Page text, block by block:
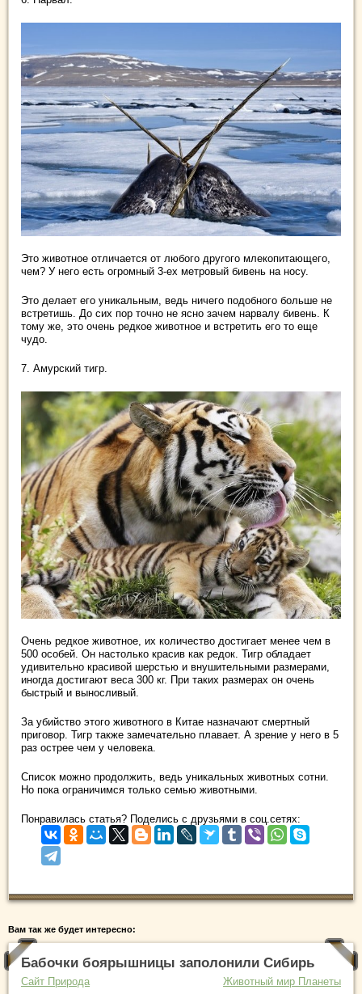
Это животное отличается от любого другого млекопитающего,
чем? У него есть огромный 3-ех метровый бивень на носу.
Это делает его уникальным, ведь ничего подобного больше не
встретишь. До сих пор точно не ясно зачем нарвалу бивень. К
тому же, это очень редкое животное и встретить его то еще
чудо.
7. Амурский тигр.
Очень редкое животное, их количество достигает менее чем в
500 особей. Он настолько красив как редок. Тигр обладает
удивительно красивой шерстью и внушительными размерами,
иногда достигают веса 300 кг. При таких размерах он очень
быстрый и выносливый.
За убийство этого животного в Китае назначают смертный
приговор. Тигр также замечательно плавает. А зрение у него в 5
раз острее чем у человека.
Список можно продолжить, ведь уникальных животных сотни.
Но пока ограничимся только семью животными.
Понравилась статья? Поделись с друзьями в соц.сетях:
Вам так же будет интересно:
Бабочки боярышницы заполонили Сибирь
Сайт Природа Животный мир Планеты